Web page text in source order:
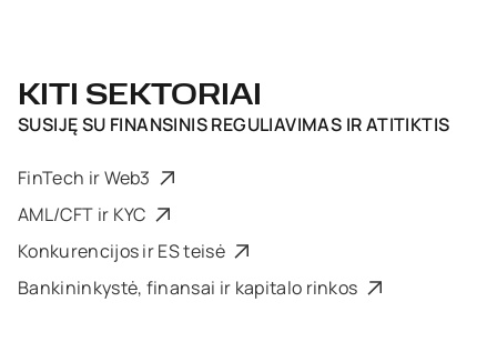
KITI SEKTORIAI
SUSIJĘ SU FINANSINIS REGULIAVIMAS IR ATITIKTIS
FinTech ir Web3
AML/CFT ir KYC
Konkurencijos ir ES teisė
Bankininkystė, finansai ir kapitalo rinkos